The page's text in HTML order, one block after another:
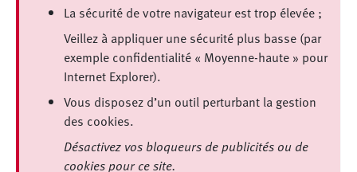
La sécurité de votre navigateur est trop élevée ;
Veillez à appliquer une sécurité plus basse (par
exemple confidentialité « Moyenne-haute » pour
Internet Explorer).
Vous disposez d’un outil perturbant la gestion
des cookies.
Désactivez vos bloqueurs de publicités ou de
cookies pour ce site.